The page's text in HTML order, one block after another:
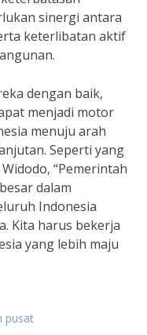
sinergi antara
keterlibatan aktif
dengan baik,
menjadi motor
menuju arah
Seperti yang
“Pemerintah
dalam
Indonesia
Kita harus bekerja
yang lebih maju
pusat